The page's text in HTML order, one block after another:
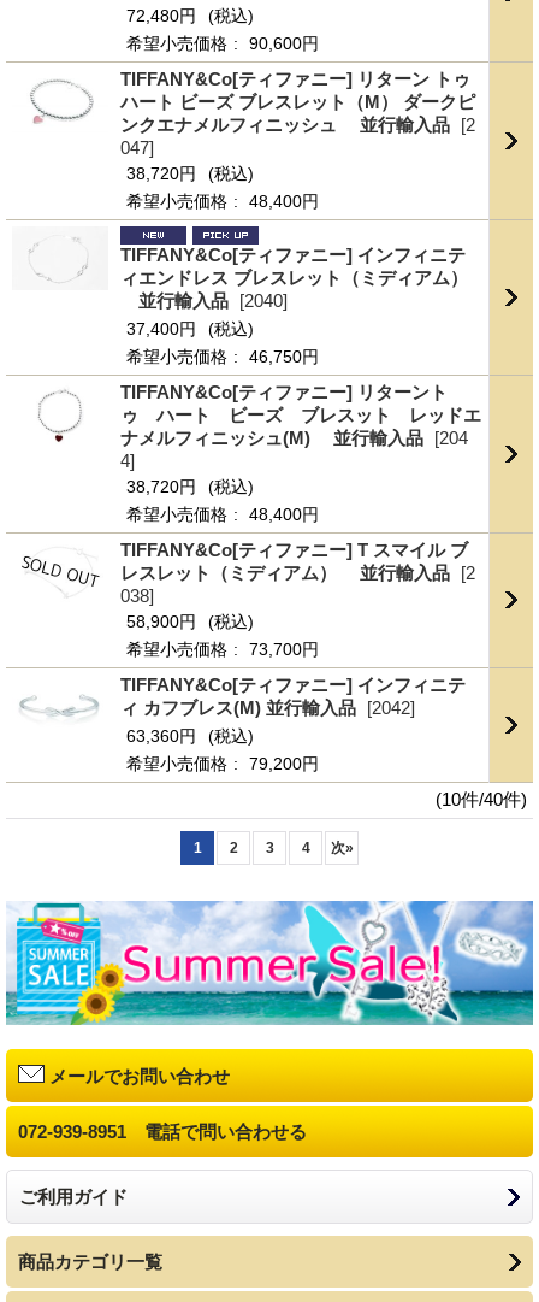
72,480円
(税込)
希望小売価格 : 90,600円
TIFFANY&Co[ティファニー] リターン トゥ
ハート ビーズ ブレスレット（M） ダークピ
ンクエナメルフィニッシュ 並行輸入品 [2
047]
38,720円
(税込)
希望小売価格 : 48,400円
TIFFANY&Co[ティファニー] インフィニテ
ィエンドレス ブレスレット（ミディアム）
並行輸入品 [2040]
37,400円
(税込)
希望小売価格 : 46,750円
TIFFANY&Co[ティファニー] リターント
ゥ ハート ビーズ ブレスット レッドエ
ナメルフィニッシュ(M) 並行輸入品 [204
4]
38,720円
(税込)
希望小売価格 : 48,400円
TIFFANY&Co[ティファニー] T スマイル ブ
レスレット（ミディアム） 並行輸入品 [2
038]
58,900円
(税込)
希望小売価格 : 73,700円
TIFFANY&Co[ティファニー] インフィニテ
ィ カフブレス(M) 並行輸入品 [2042]
63,360円
(税込)
希望小売価格 : 79,200円
(10件/40件)
1 2 3 4 次»
メールでお問い合わせ
072-939-8951 電話で問い合わせる
ご利用ガイド
商品カテゴリ一覧